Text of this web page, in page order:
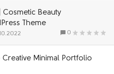
Cosmetic Beauty
Theme
0
Creative Minimal Portfolio